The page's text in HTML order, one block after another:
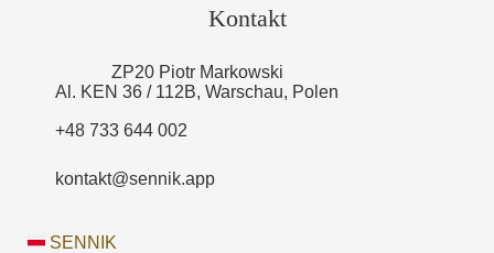
Kontakt
ZP20 Piotr Markowski
Al. KEN 36 / 112B, Warschau, Polen
+48 733 644 002
kontakt@sennik.app
SENNIK